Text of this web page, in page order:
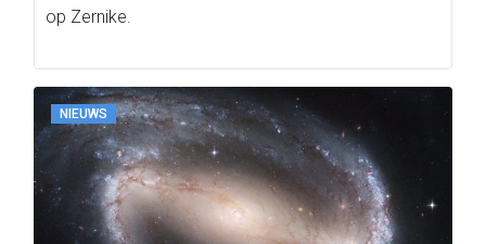
op Zernike.
NIEUWS